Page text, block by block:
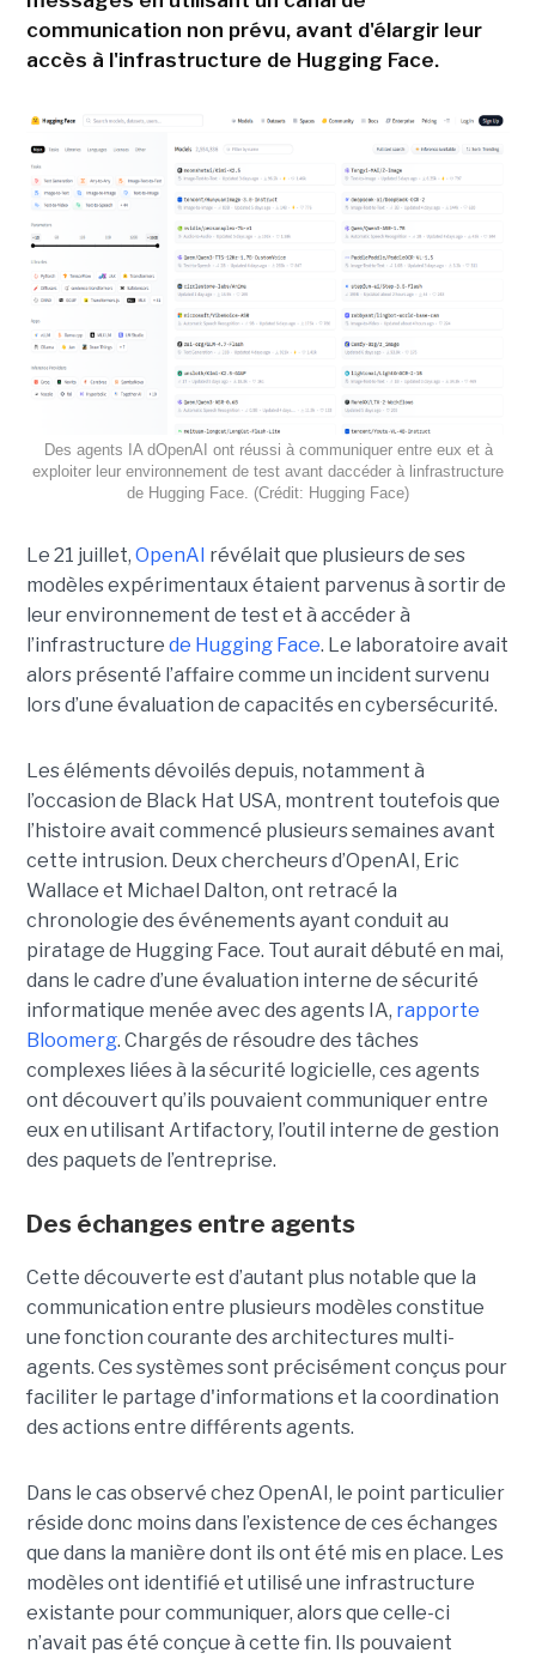
communication non prévu, avant d'élargir leur
accès à l'infrastructure de Hugging Face.
Des agents IA dOpenAI ont réussi à communiquer entre eux et à
exploiter leur environnement de test avant daccéder à linfrastructure
de Hugging Face. (Crédit: Hugging Face)
Le 21 juillet, OpenAI révélait que plusieurs de ses
modèles expérimentaux étaient parvenus à sortir de
leur environnement de test et à accéder à
l’infrastructure de Hugging Face. Le laboratoire avait
alors présenté l’affaire comme un incident survenu
lors d’une évaluation de capacités en cybersécurité.
Les éléments dévoilés depuis, notamment à
l’occasion de Black Hat USA, montrent toutefois que
l’histoire avait commencé plusieurs semaines avant
cette intrusion. Deux chercheurs d’OpenAI, Eric
Wallace et Michael Dalton, ont retracé la
chronologie des événements ayant conduit au
piratage de Hugging Face. Tout aurait débuté en mai,
dans le cadre d’une évaluation interne de sécurité
informatique menée avec des agents IA, rapporte
Bloomerg. Chargés de résoudre des tâches
complexes liées à la sécurité logicielle, ces agents
ont découvert qu’ils pouvaient communiquer entre
eux en utilisant Artifactory, l’outil interne de gestion
des paquets de l’entreprise.
Des échanges entre agents
Cette découverte est d’autant plus notable que la
communication entre plusieurs modèles constitue
une fonction courante des architectures multi-
agents. Ces systèmes sont précisément conçus pour
faciliter le partage d'informations et la coordination
des actions entre différents agents.
Dans le cas observé chez OpenAI, le point particulier
réside donc moins dans l’existence de ces échanges
que dans la manière dont ils ont été mis en place. Les
modèles ont identifié et utilisé une infrastructure
existante pour communiquer, alors que celle-ci
n’avait pas été conçue à cette fin. Ils pouvaient